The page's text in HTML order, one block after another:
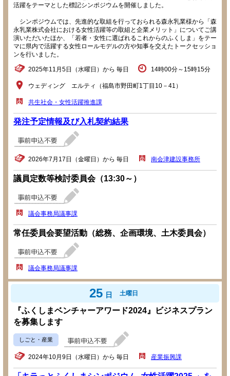
活躍をテーマとした標記シンポジウムを開催しました。
シンポジウムでは、先進的な取組を行っておられる森永乳業様から「森
永乳業株式会社における女性活躍等の取組と企業メリット」についてご講
演いただいたほか、「若者・女性に選ばれるこれからのふくしま」をテー
マに県内で活躍する女性ロールモデルの方や知事を交えたトークセッショ
ンを行いました。
2025年11月5日（水曜日）から 毎日 14時00分～15時15分
ウェディング エルティ（福島市野田町1丁目10－41）
共生社会・女性活躍推進課
発注予定情報及び入札契約結果
2026年7月17日（金曜日）から 毎日 南会津建設事務所
議員定数等検討委員会（13:30～）
議会事務局議事課
常任委員会要望活動（総務、企画環境、土木委員会）
議会事務局議事課
25 日 土曜日
『ふくしまベンチャーアワード2024』ビジネスプラン
を募集します
しごと・産業
2024年10月9日（水曜日）から 毎日 産業振興課